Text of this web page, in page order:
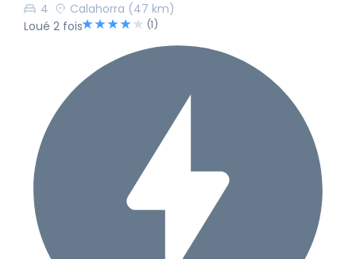
4
Calahorra (47 km)
Loué 2 fois
(1)